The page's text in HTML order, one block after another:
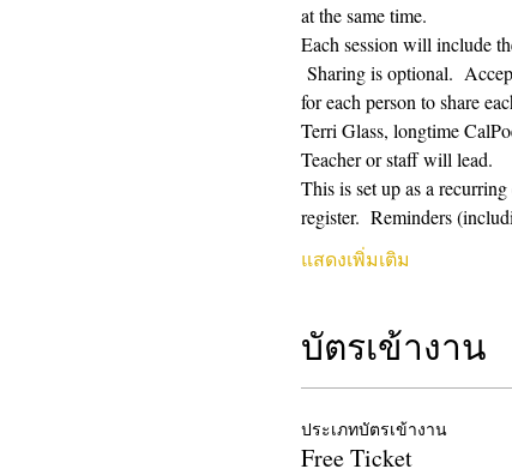
at the same time.
Each session will include
Sharing is optional.
for each person to share
Terri Glass, longtime
Teacher or staff will lead.
This is set up as a
register.  Reminders
แสดงเพิ่มเติม
บัตรเข้างาน
ประเภทบัตรเข้างาน
Free Ticket